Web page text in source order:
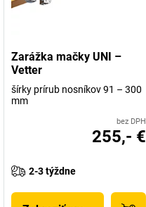
Zarážka mačky UNI –
Vetter
šírky prírub nosníkov 91 – 300
mm
bez DPH
255,- €
2-3 týždne